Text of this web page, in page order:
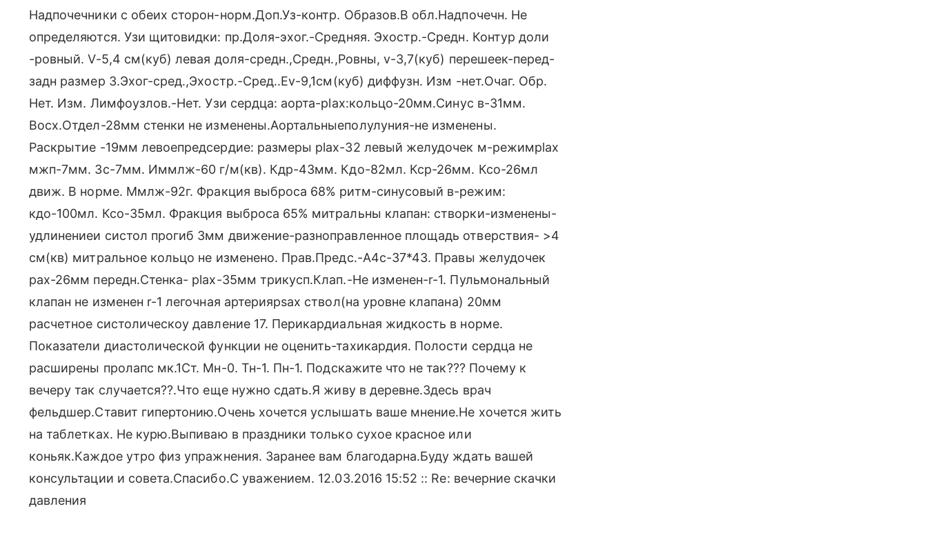
Надпочечники с обеих сторон-норм.Доп.Уз-контр. Образов.В обл.Надпочечн. Не
определяются. Узи щитовидки: пр.Доля-эхог.-Средняя. Эхостр.-Средн. Контур доли
-ровный. V-5,4 см(куб) левая доля-средн.,Средн.,Ровны, v-3,7(куб) перешеек-перед-
задн размер 3.Эхог-сред.,Эхостр.-Сред..Ev-9,1см(куб) диффузн. Изм -нет.Очаг. Обр.
Нет. Изм. Лимфоузлов.-Нет. Узи сердца: аорта-plax:кольцо-20мм.Синус в-31мм.
Восх.Отдел-28мм стенки не изменены.Аортальныеполулуния-не изменены.
Раскрытие -19мм левоепредсердие: размеры plax-32 левый желудочек м-режимplax
мжп-7мм. Зс-7мм. Иммлж-60 г/м(кв). Кдр-43мм. Кдо-82мл. Кср-26мм. Ксо-26мл
движ. В норме. Ммлж-92г. Фракция выброса 68% ритм-синусовый в-режим:
кдо-100мл. Ксо-35мл. Фракция выброса 65% митральны клапан: створки-изменены-
удлинениеи систол прогиб 3мм движение-разноправленное площадь отверствия- >4
см(кв) митральное кольцо не изменено. Прав.Предс.-А4с-37*43. Правы желудочек
pax-26мм передн.Стенка- plax-35мм трикусп.Клап.-Не изменен-r-1. Пульмональный
клапан не изменен r-1 легочная артерияpsax ствол(на уровне клапана) 20мм
расчетное систолическоу давление 17. Перикардиальная жидкость в норме.
Показатели диастолической функции не оценить-тахикардия. Полости сердца не
расширены пролапс мк.1Ст. Мн-0. Тн-1. Пн-1. Подскажите что не так??? Почему к
вечеру так случается??.Что еще нужно сдать.Я живу в деревне.Здесь врач
фельдшер.Ставит гипертонию.Очень хочется услышать ваше мнение.Не хочется жить
на таблетках. Не курю.Выпиваю в праздники только сухое красное или
коньяк.Каждое утро физ упражнения. Заранее вам благодарна.Буду ждать вашей
консультации и совета.Спасибо.С уважением. 12.03.2016 15:52 :: Re: вечерние скачки
давления